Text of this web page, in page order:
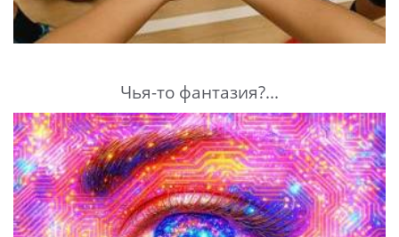
Чья-то фантазия?...